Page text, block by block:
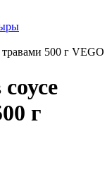
500 г VEGO
г